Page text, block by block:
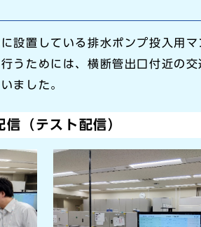
設置している排水ポンプ投入用
うためには、横断管出口付近の
ました。
信（テスト配信）